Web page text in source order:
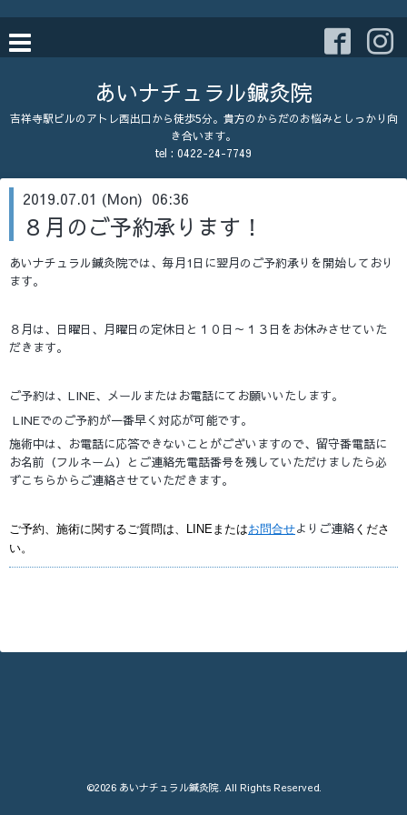
あいナチュラル鍼灸院
吉祥寺駅ビルのアトレ西出口から徒歩5分。貴方のからだのお悩みとしっかり向
き合います。
tel : 0422-24-7749
2019.07.01 (Mon) 06:36
８月のご予約承ります！
あいナチュラル鍼灸院では、毎月1日に翌月のご予約承りを開始しており
ます。
８月は、日曜日、月曜日の定休日と１０日～１３日をお休みさせていた
だきます。
ご予約は、LINE、メールまたはお電話にてお願いいたします。
LINEでのご予約が一番早く対応が可能です。
施術中は、お電話に応答できないことがございますので、留守番電話に
お名前（フルネーム）とご連絡先電話番号を残していただけましたら必
ずこちらからご連絡させていただきます。
ご予約、施術に関するご質問は、LINEまたはお問合せよりご連絡 くださ
い。
©2026 あいナチュラル鍼灸院. All Rights Reserved.